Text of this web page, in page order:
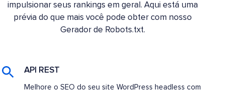
impulsionar seus rankings em geral. Aqui está uma
prévia do que mais você pode obter com nosso
Gerador de Robots.txt.
API REST
Melhore o SEO do seu site WordPress headless com